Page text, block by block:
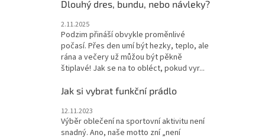
Dlouhý dres, bundu, nebo návleky?
2.11.2025
Podzim přináší obvykle proměnlivé
počasí. Přes den umí být hezky, teplo, ale
rána a večery už můžou být pěkně
štiplavé! Jak se na to obléct, pokud vyr...
Jak si vybrat funkční prádlo
12.11.2023
Výběr oblečení na sportovní aktivitu není
snadný. Ano, naše motto zní „není